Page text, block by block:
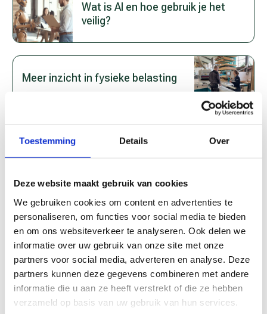
Toestemming Details Over
Deze website maakt gebruik van cookies
We gebruiken cookies om content en advertenties te
personaliseren, om functies voor social media te bieden
en om ons websiteverkeer te analyseren. Ook delen we
informatie over uw gebruik van onze site met onze
partners voor social media, adverteren en analyse. Deze
partners kunnen deze gegevens combineren met andere
informatie die u aan ze heeft verstrekt of die ze hebben
verzameld op basis van uw gebruik van hun services.
Wat is AI en hoe ge­bruik je het
vei­lig?
Meer inzicht in fysieke belasting
Mu­ziekoor­tjes als ge­hoor­be­
scher­ming?
Ge­hoor­scha­de – gek van ge­luid
BRAVO – thema bewegen
BRAVO – thema voeding